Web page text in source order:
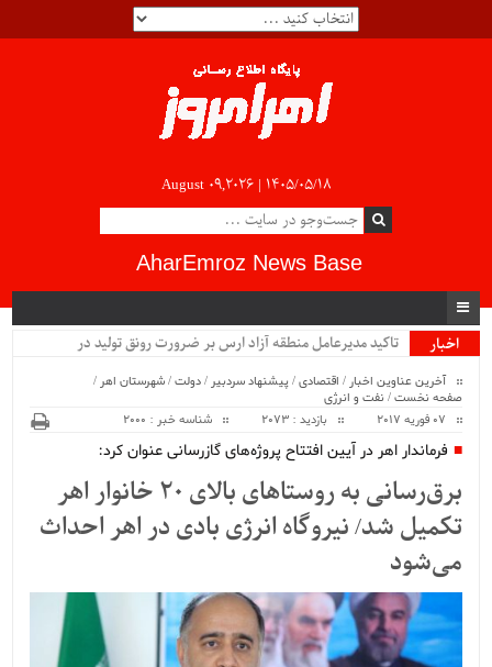
August 09,2026 | ۱۴۰۵/۰۵/۱۸
AharEmroz News Base
اخبار
تاکید مدیرعامل منطقه آزاد ارس بر ضرورت رونق تولید در
آخرین عناوین اخبار / اقتصادی/پیشنهاد سردبیر /دولت/شهرستان اهر /
صفحه نخست/نفت و انرژی
بازدید : 2073 شناسه خبر : 2000
فرماندار اهر در آیین افتتاح پروژه‌های گازرسانی عنوان کرد:
برق‌رسانی به روستاهای بالای 20 خانوار اهر
تکمیل شد/ نیروگاه انرژی بادی در اهر احداث
می‌شود